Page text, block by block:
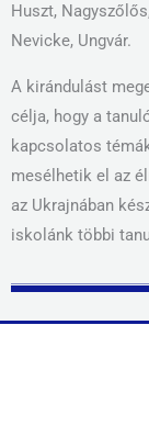
Huszt,
Nevicke, Ungvár.
A kirándulást
célja, hogy a
kapcsolatos
mesélhetik el az
az Ukrajnában
iskolánk többi